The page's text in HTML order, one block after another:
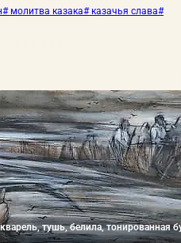
# молитва казака# казачья слава#
тушь, белила, тонированная